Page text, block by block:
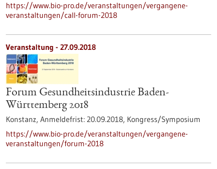
https://www.bio-pro.de/veranstaltungen/vergangene-
veranstaltungen/call-forum-2018
Veranstaltung - 27.09.2018
Forum Gesundheitsindustrie Baden-
Württemberg 2018
Konstanz, Anmeldefrist: 20.09.2018, Kongress/Symposium
https://www.bio-pro.de/veranstaltungen/vergangene-
veranstaltungen/forum-2018